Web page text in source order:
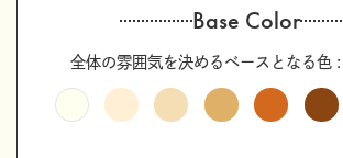
Base Color
全体の雰囲気を決めるベースとなる色